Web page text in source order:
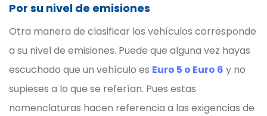
Por su nivel de emisiones
Otra manera de clasificar los vehículos corresponde
a su nivel de emisiones. Puede que alguna vez hayas
escuchado que un vehículo es Euro 5 o Euro 6 y no
supieses a lo que se referían. Pues estas
nomenclaturas hacen referencia a las exigencias de